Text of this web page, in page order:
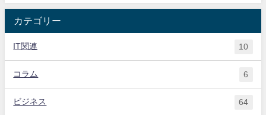
カテゴリー
IT関連 10
コラム 6
ビジネス 64